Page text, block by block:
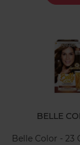
BELLE
Belle Color - 23